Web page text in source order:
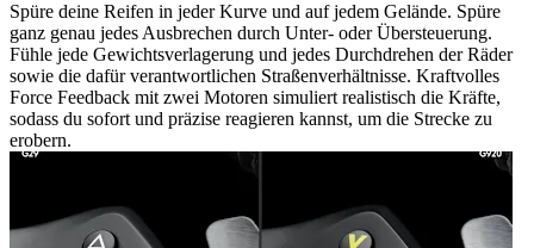
Spüre deine Reifen in jeder Kurve und auf jedem Gelände. Spüre
ganz genau jedes Ausbrechen durch Unter- oder Übersteuerung.
Fühle jede Gewichtsverlagerung und jedes Durchdrehen der Räder
sowie die dafür verantwortlichen Straßenverhältnisse. Kraftvolles
Force Feedback mit zwei Motoren simuliert realistisch die Kräfte,
sodass du sofort und präzise reagieren kannst, um die Strecke zu
erobern.